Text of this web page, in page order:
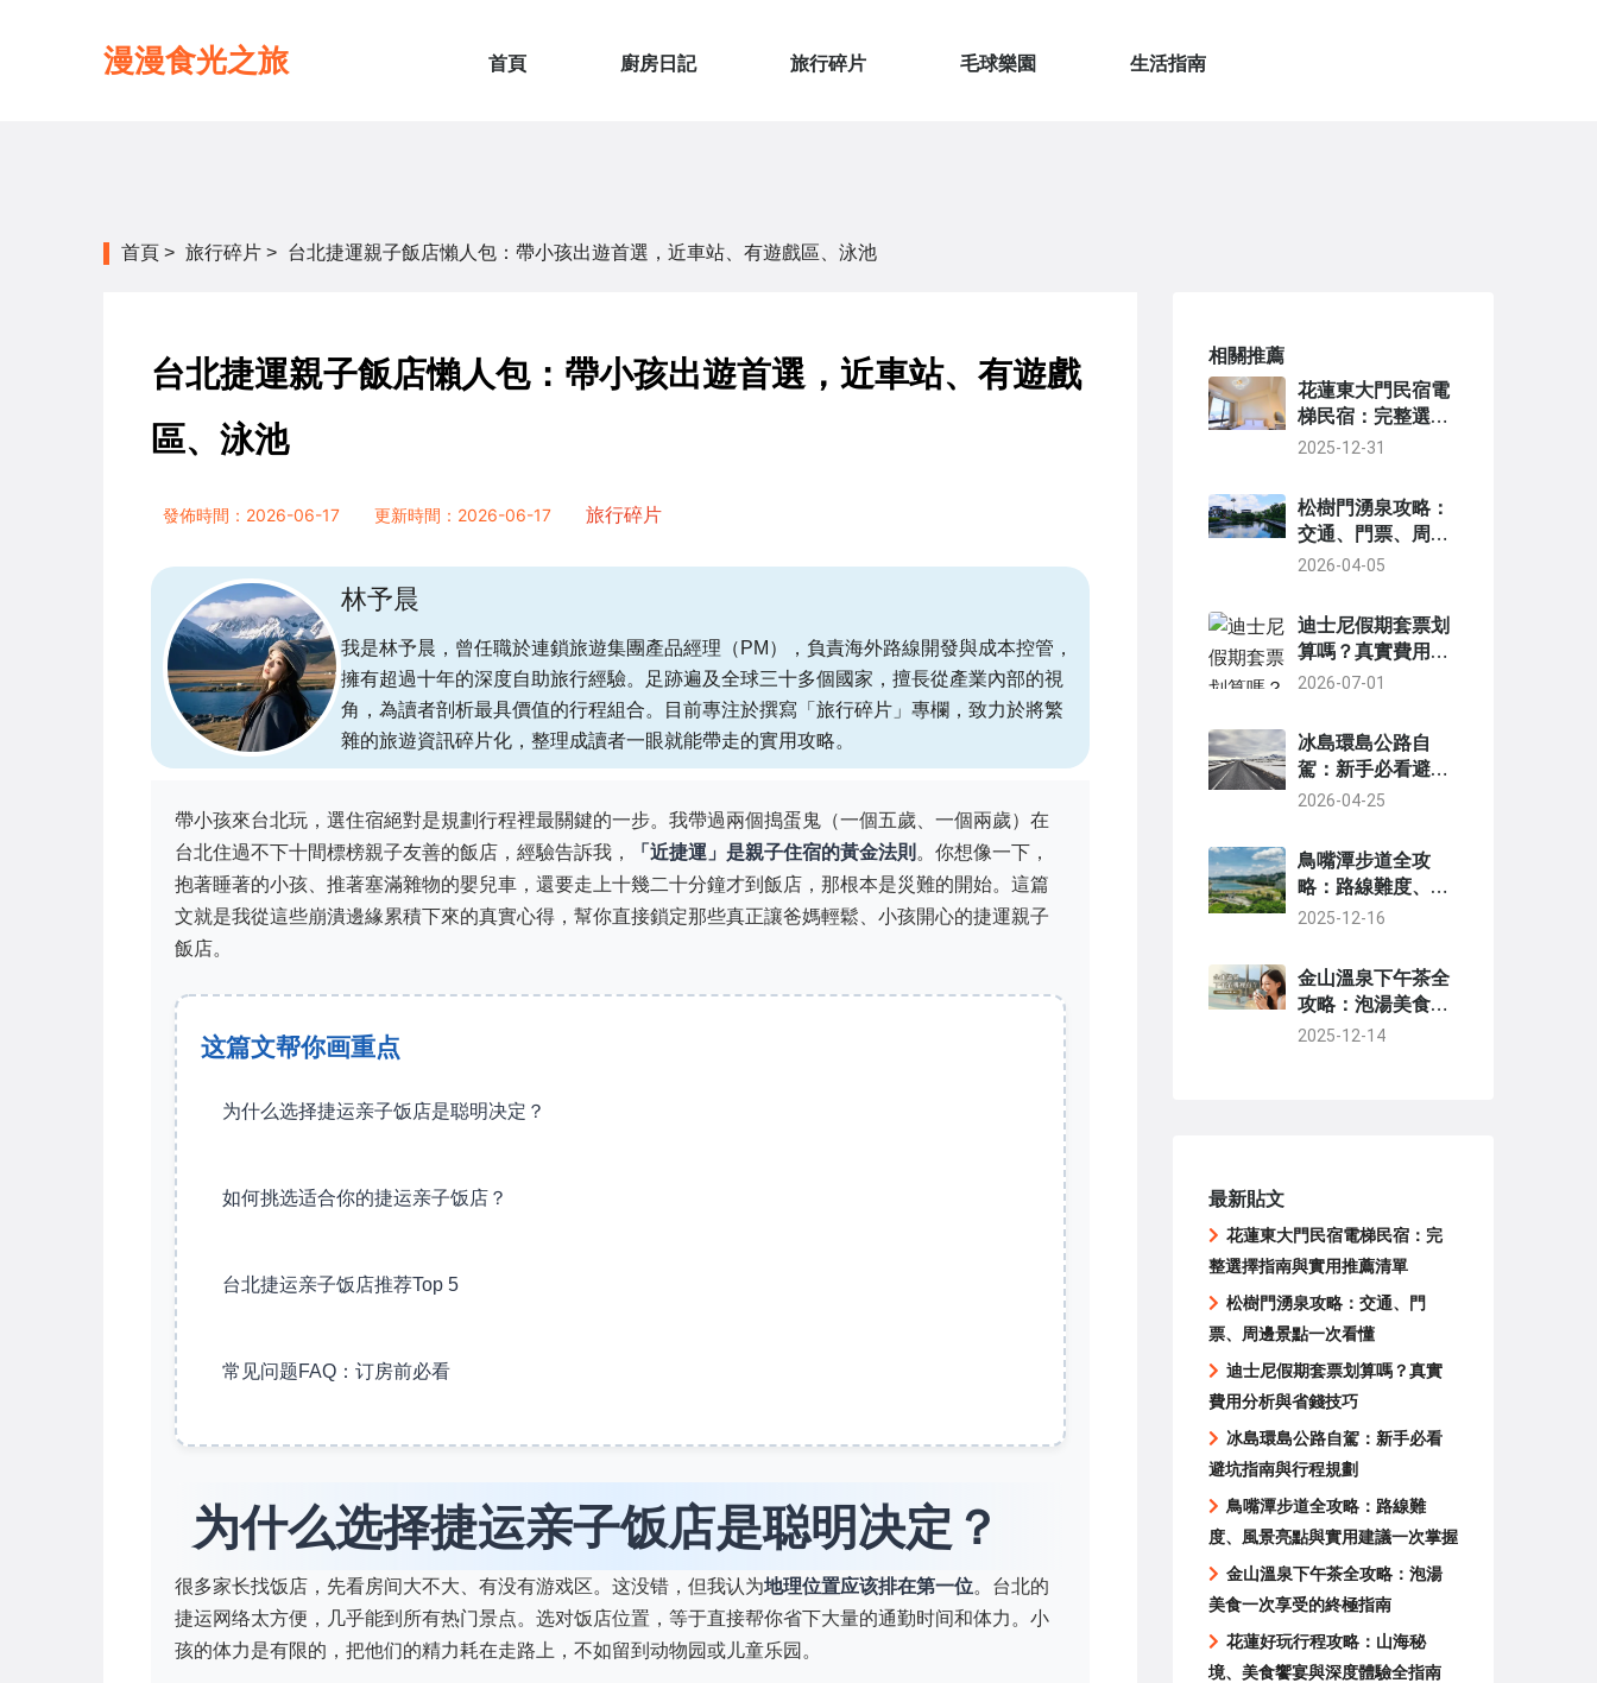
漫漫食光之旅 首頁 廚房日記 旅行碎片 毛球樂園 生活指南
首頁 > 旅行碎片 > 台北捷運親子飯店懶人包：帶小孩出遊首選，近車站、有遊戲區、泳池
台北捷運親子飯店懶人包：帶小孩出遊首選，近車站、有遊戲
區、泳池
發佈時間：2026-06-17 更新時間：2026-06-17 旅行碎片
林予晨
我是林予晨，曾任職於連鎖旅遊集團產品經理（PM），負責海外路線開發與成本控管，
擁有超過十年的深度自助旅行經驗。足跡遍及全球三十多個國家，擅長從產業內部的視
角，為讀者剖析最具價值的行程組合。目前專注於撰寫「旅行碎片」專欄，致力於將繁
雜的旅遊資訊碎片化，整理成讀者一眼就能帶走的實用攻略。
帶小孩來台北玩，選住宿絕對是規劃行程裡最關鍵的一步。我帶過兩個搗蛋鬼（一個五歲、一個兩歲）在
台北住過不下十間標榜親子友善的飯店，經驗告訴我，
「近捷運」是親子住宿的黃金法則 。你想像一下，
抱著睡著的小孩、推著塞滿雜物的嬰兒車，還要走上十幾二十分鐘才到飯店，那根本是災難的開始。這篇
文就是我從這些崩潰邊緣累積下來的真實心得，幫你直接鎖定那些真正讓爸媽輕鬆、小孩開心的捷運親子
飯店。
这篇文帮你画重点
为什么选择捷运亲子饭店是聪明决定？
如何挑选适合你的捷运亲子饭店？
台北捷运亲子饭店推荐Top 5
常见问题FAQ：订房前必看
为什么选择捷运亲子饭店是聪明决定？
很多家长找饭店，先看房间大不大、有没有游戏区。这没错，但我认为地理位置应该排在第一位。台北的
捷运网络太方便，几乎能到所有热门景点。选对饭店位置，等于直接帮你省下大量的通勤时间和体力。小
孩的体力是有限的，把他们的精力耗在走路上，不如留到动物园或儿童乐园。
相關推薦
花蓮東大門民宿電
梯民宿：完整選擇
指南與實用推薦清
2025-12-31
松樹門湧泉攻略：
交通、門票、周邊
景點一次看懂
2026-04-05
迪士尼假期套票划
算嗎？真實費用分
析與省錢技巧
2026-07-01
冰島環島公路自
駕：新手必看避坑
指南與行程規劃
2026-04-25
鳥嘴潭步道全攻
略：路線難度、風
景亮點與實用建議
2025-12-16
金山溫泉下午茶全
攻略：泡湯美食一
次享受的終極指南
2025-12-14
最新貼文
花蓮東大門民宿電梯民宿：完
整選擇指南與實用推薦清單
松樹門湧泉攻略：交通、門
票、周邊景點一次看懂
迪士尼假期套票划算嗎？真實
費用分析與省錢技巧
冰島環島公路自駕：新手必看
避坑指南與行程規劃
鳥嘴潭步道全攻略：路線難
度、風景亮點與實用建議一次掌握
金山溫泉下午茶全攻略：泡湯
美食一次享受的終極指南
花蓮好玩行程攻略：山海秘
境、美食饗宴與深度體驗全指南